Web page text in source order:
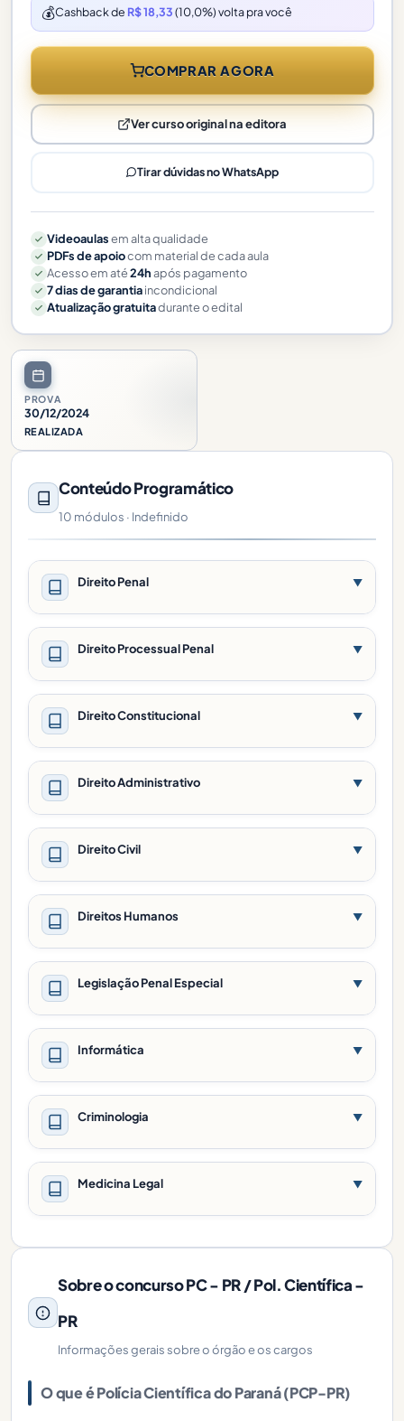
PROVA
30/12/2024
REALIZADA
Conteúdo Programático
10 módulos · Indefinido
Direito Penal ▼
Direito Processual Penal ▼
Direito Constitucional ▼
Direito Administrativo ▼
Direito Civil ▼
Direitos Humanos ▼
Legislação Penal Especial ▼
Informática ▼
Criminologia ▼
Medicina Legal ▼
Sobre o concurso PC - PR / Pol. Científica -
PR
Informações gerais sobre o órgão e os cargos
O que é Polícia Científica do Paraná (PCP-PR)
💰Cashback de R$ 18,33(10,0%) volta pra você
COMPRAR AGORA
Ver curso original na editora
Tirar dúvidas no WhatsApp
Videoaulasem alta qualidade
PDFs de apoiocom material de cada aula
Acesso em até24hapós pagamento
7 dias de garantiaincondicional
Atualização gratuitadurante o edital